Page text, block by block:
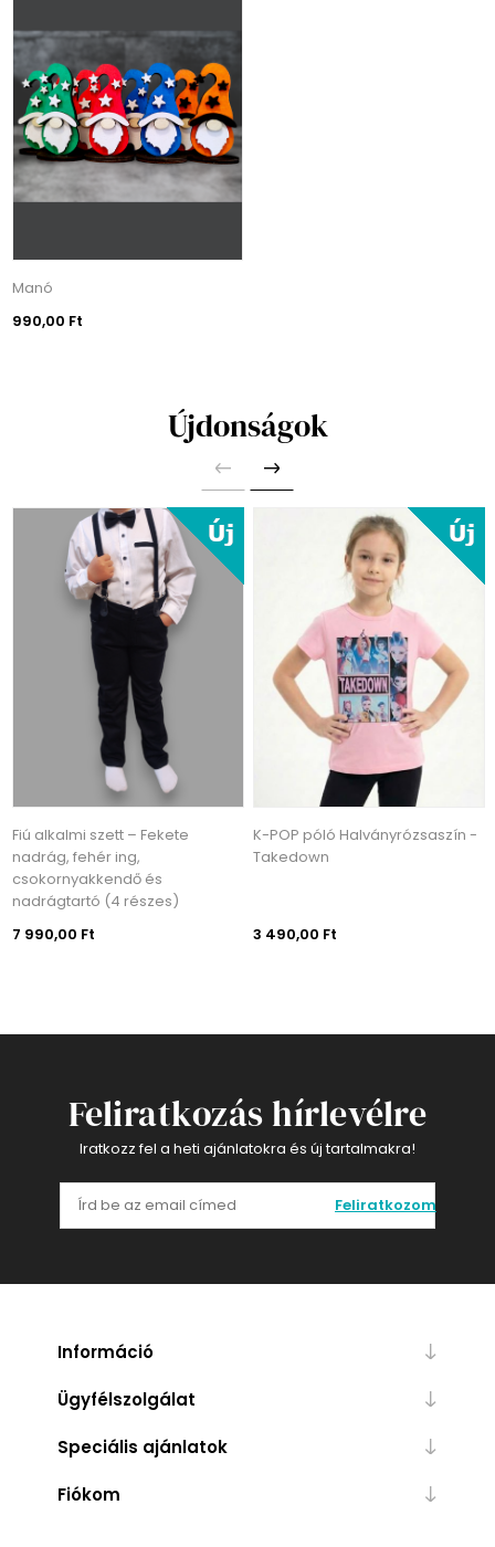
Manó
990,00 Ft
Újdonságok
Fiú alkalmi szett – Fekete
nadrág, fehér ing,
csokornyakkendő és
nadrágtartó (4 részes)
7 990,00 Ft
K-POP póló Halványrózsaszín -
Takedown
3 490,00 Ft
Feliratkozás hírlevélre
Iratkozz fel a heti ajánlatokra és új tartalmakra!
Feliratkozom
Információ
Ügyfélszolgálat
Speciális ajánlatok
Fiókom